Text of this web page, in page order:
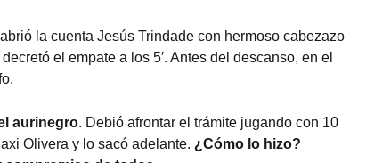
la cuenta Jesús Trindade con hermoso cabezazo
el empate a los 5′. Antes del descanso, en el
aurinegro. Debió afrontar el trámite jugando con 10
Olivera y lo sacó adelante. ¿Cómo lo hizo?